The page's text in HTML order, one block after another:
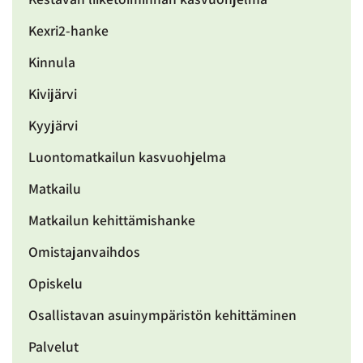
Kexri2-hanke
Kinnula
Kivijärvi
Kyyjärvi
Luontomatkailun kasvuohjelma
Matkailu
Matkailun kehittämishanke
Omistajanvaihdos
Opiskelu
Osallistavan asuinympäristön kehittäminen
Palvelut